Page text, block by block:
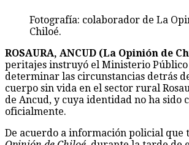
Fotografía: colaborador de La
Chiloé.
ROSAURA, ANCUD (La Opinión de
peritajes instruyó el Ministerio
determinar las circunstancias detrás
cuerpo sin vida en el sector rural
de Ancud, y cuya identidad no ha sido
oficialmente.
De acuerdo a información policial que